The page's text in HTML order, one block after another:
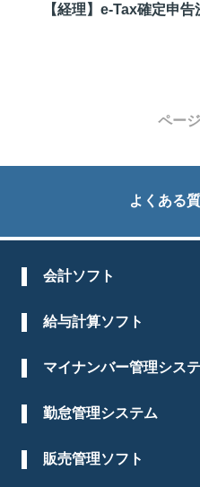
【経理】e-Tax確定申告
ペー
よくある
会計ソフト
給与計算ソフト
マイナンバー管理シス
勤怠管理システム
販売管理ソフト